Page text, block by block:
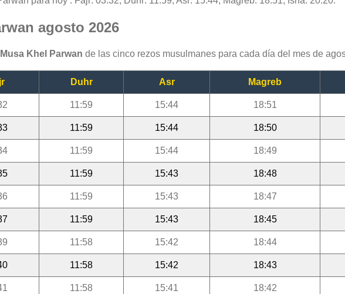
agosto 2026
Khel Parwan de las cinco rezos musulmanes para cada día del mes de
Duhr Asr Magreb
11:59 15:44 18:51
11:59 15:44 18:50
11:59 15:44 18:49
11:59 15:43 18:48
11:59 15:43 18:47
11:59 15:43 18:45
11:58 15:42 18:44
11:58 15:42 18:43
11:58 15:41 18:42